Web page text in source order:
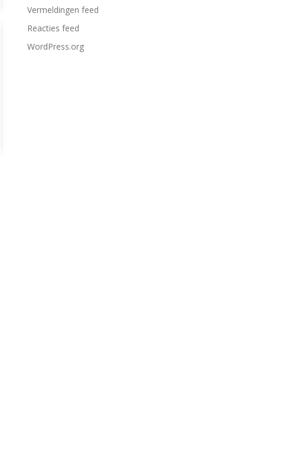
Vermeldingen feed
Reacties feed
WordPress.org